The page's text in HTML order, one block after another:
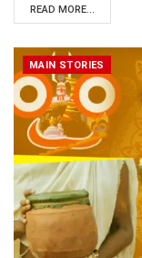
READ MORE...
MAIN STORIES